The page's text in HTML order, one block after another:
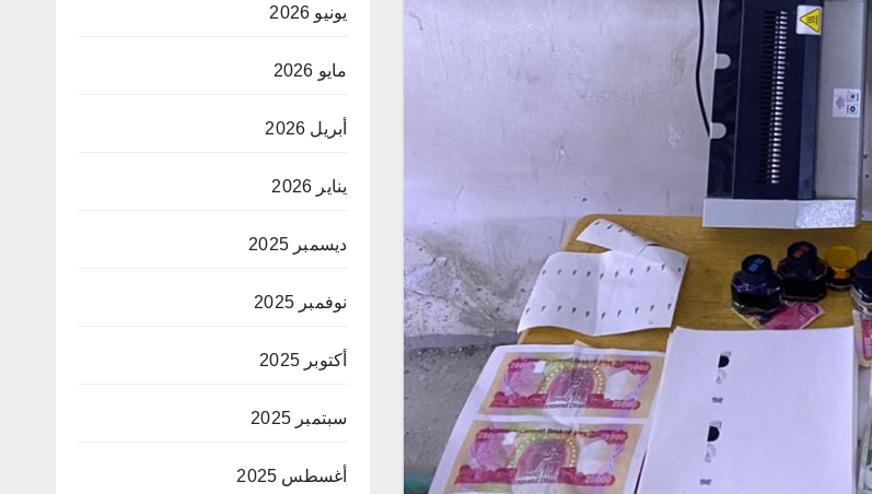
يونيو 2026
مايو 2026
أبريل 2026
يناير 2026
ديسمبر 2025
نوفمبر 2025
أكتوبر 2025
سبتمبر 2025
أغسطس 2025